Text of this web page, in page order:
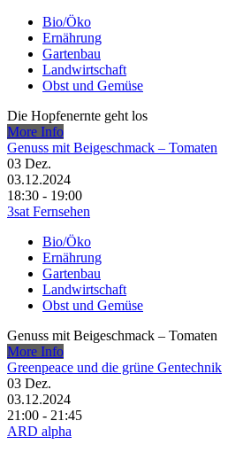
Bio/Öko
Ernährung
Gartenbau
Landwirtschaft
Obst und Gemüse
Die Hopfenernte geht los
More Info
Genuss mit Beigeschmack – Tomaten
03 Dez.
03.12.2024
18:30 - 19:00
3sat Fernsehen
Bio/Öko
Ernährung
Gartenbau
Landwirtschaft
Obst und Gemüse
Genuss mit Beigeschmack – Tomaten
More Info
Greenpeace und die grüne Gentechnik
03 Dez.
03.12.2024
21:00 - 21:45
ARD alpha